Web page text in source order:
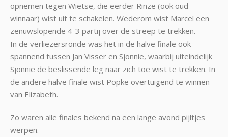
opnemen tegen Wietse, die eerder Rinze (ook oud-
winnaar) wist uit te schakelen. Wederom wist Marcel een
zenuwslopende 4-3 partij over de streep te trekken.
In de verliezersronde was het in de halve finale ook
spannend tussen Jan Visser en Sjonnie, waarbij uiteindelijk
Sjonnie de beslissende leg naar zich toe wist te trekken. In
de andere halve finale wist Popke overtuigend te winnen
van Elizabeth.
Zo waren alle finales bekend na een lange avond pijltjes
werpen.